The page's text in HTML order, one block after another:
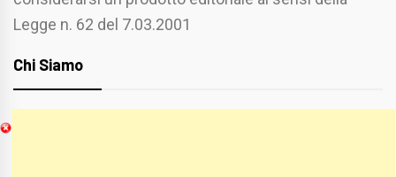
Legge n. 62 del 7.03.2001
Chi Siamo